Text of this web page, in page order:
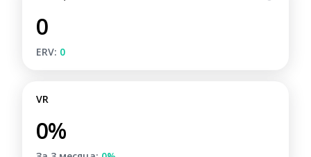
0
ERV: 0
VR
0%